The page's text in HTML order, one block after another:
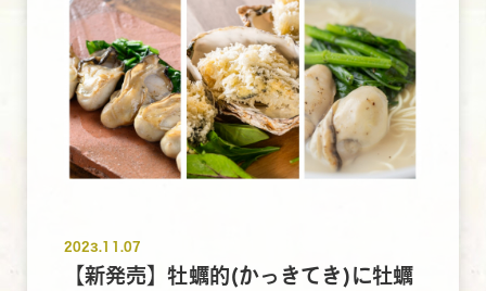
2023.11.07
【新発売】牡蠣的(かっきてき)に牡蠣